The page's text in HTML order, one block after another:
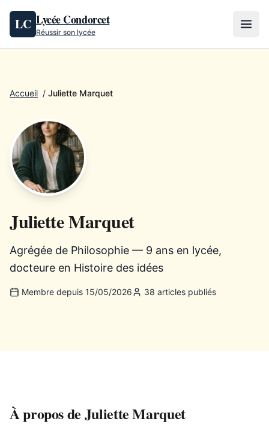
Aller au contenu
LC Lycée Condorcet
Réussir son lycée
Accueil / Juliette Marquet
Juliette Marquet
Agrégée de Philosophie — 9 ans en lycée,
docteure en Histoire des idées
Membre depuis 15/05/2026 38 articles publiés
À propos de Juliette Marquet